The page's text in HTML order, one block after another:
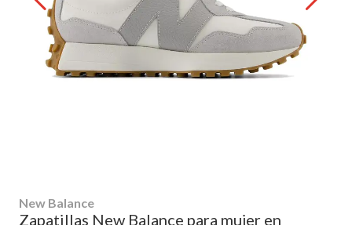
New Balance
Zapatillas New Balance para mujer en